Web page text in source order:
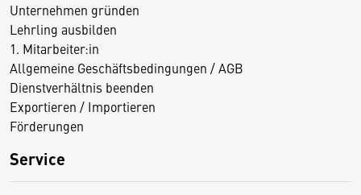
Unternehmen gründen
Lehrling ausbilden
1. Mitarbeiter:in
Allgemeine Geschäftsbedingungen / AGB
Dienstverhältnis beenden
Exportieren / Importieren
Förderungen
Service